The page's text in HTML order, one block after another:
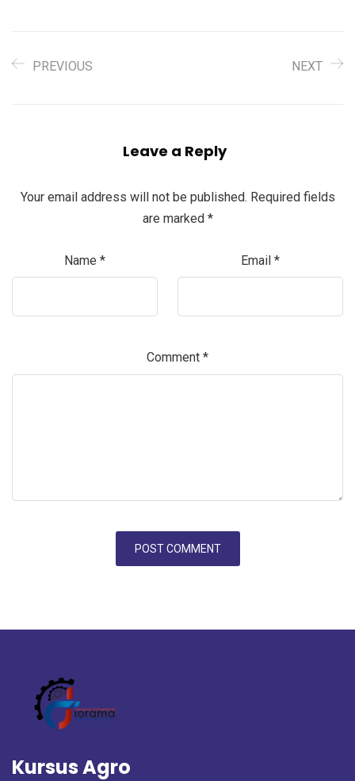
PREVIOUS NEXT
Leave a Reply
Your email address will not be published. Required fields
are marked *
Name * Email *
Comment *
Kursus Agro